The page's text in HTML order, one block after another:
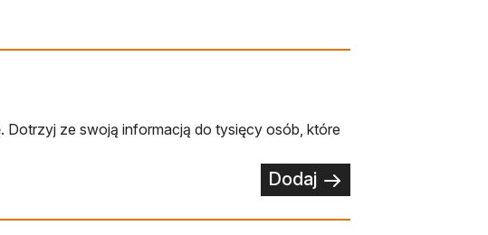
Dotrzyj ze swoją informacją do tysięcy osób, które
Dodaj